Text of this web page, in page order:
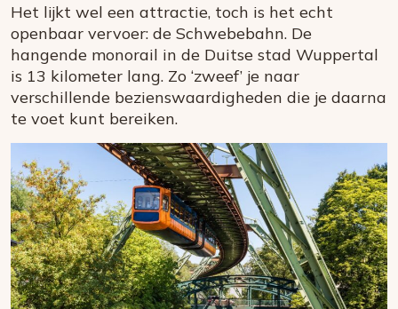
Het lijkt wel een attractie, toch is het echt
openbaar vervoer: de Schwebebahn. De
hangende monorail in de Duitse stad Wuppertal
is 13 kilometer lang. Zo ‘zweef’ je naar
verschillende bezienswaardigheden die je daarna
te voet kunt bereiken.